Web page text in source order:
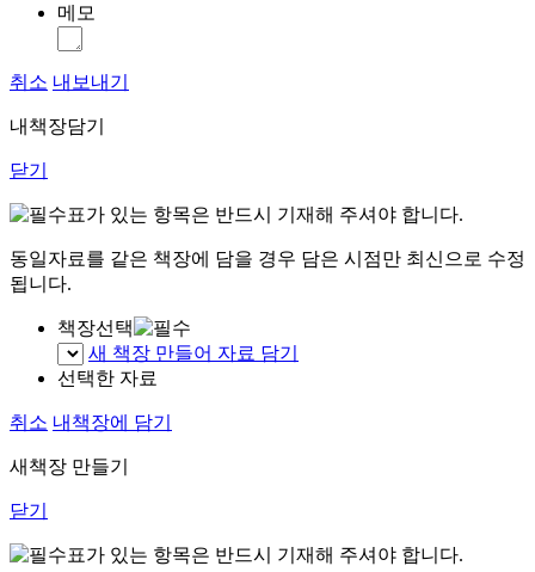
메모
취소 내보내기
내책장담기
닫기
표가 있는 항목은 반드시 기재해 주셔야 합니다.
동일자료를 같은 책장에 담을 경우 담은 시점만 최신으로 수정
됩니다.
책장선택
새 책장 만들어 자료 담기
선택한 자료
취소 내책장에 담기
새책장 만들기
닫기
표가 있는 항목은 반드시 기재해 주셔야 합니다.